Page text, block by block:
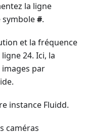
la ligne
#.
et la fréquence
24. Ici, la
images par
instance Fluidd.
caméras